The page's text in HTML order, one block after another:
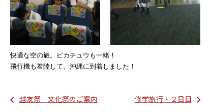
快適な空の旅。ピカチュウも一緒！
飛行機も着陸して。沖縄に到着しました！
越友祭 文化祭のご案内 修学旅行・２日目